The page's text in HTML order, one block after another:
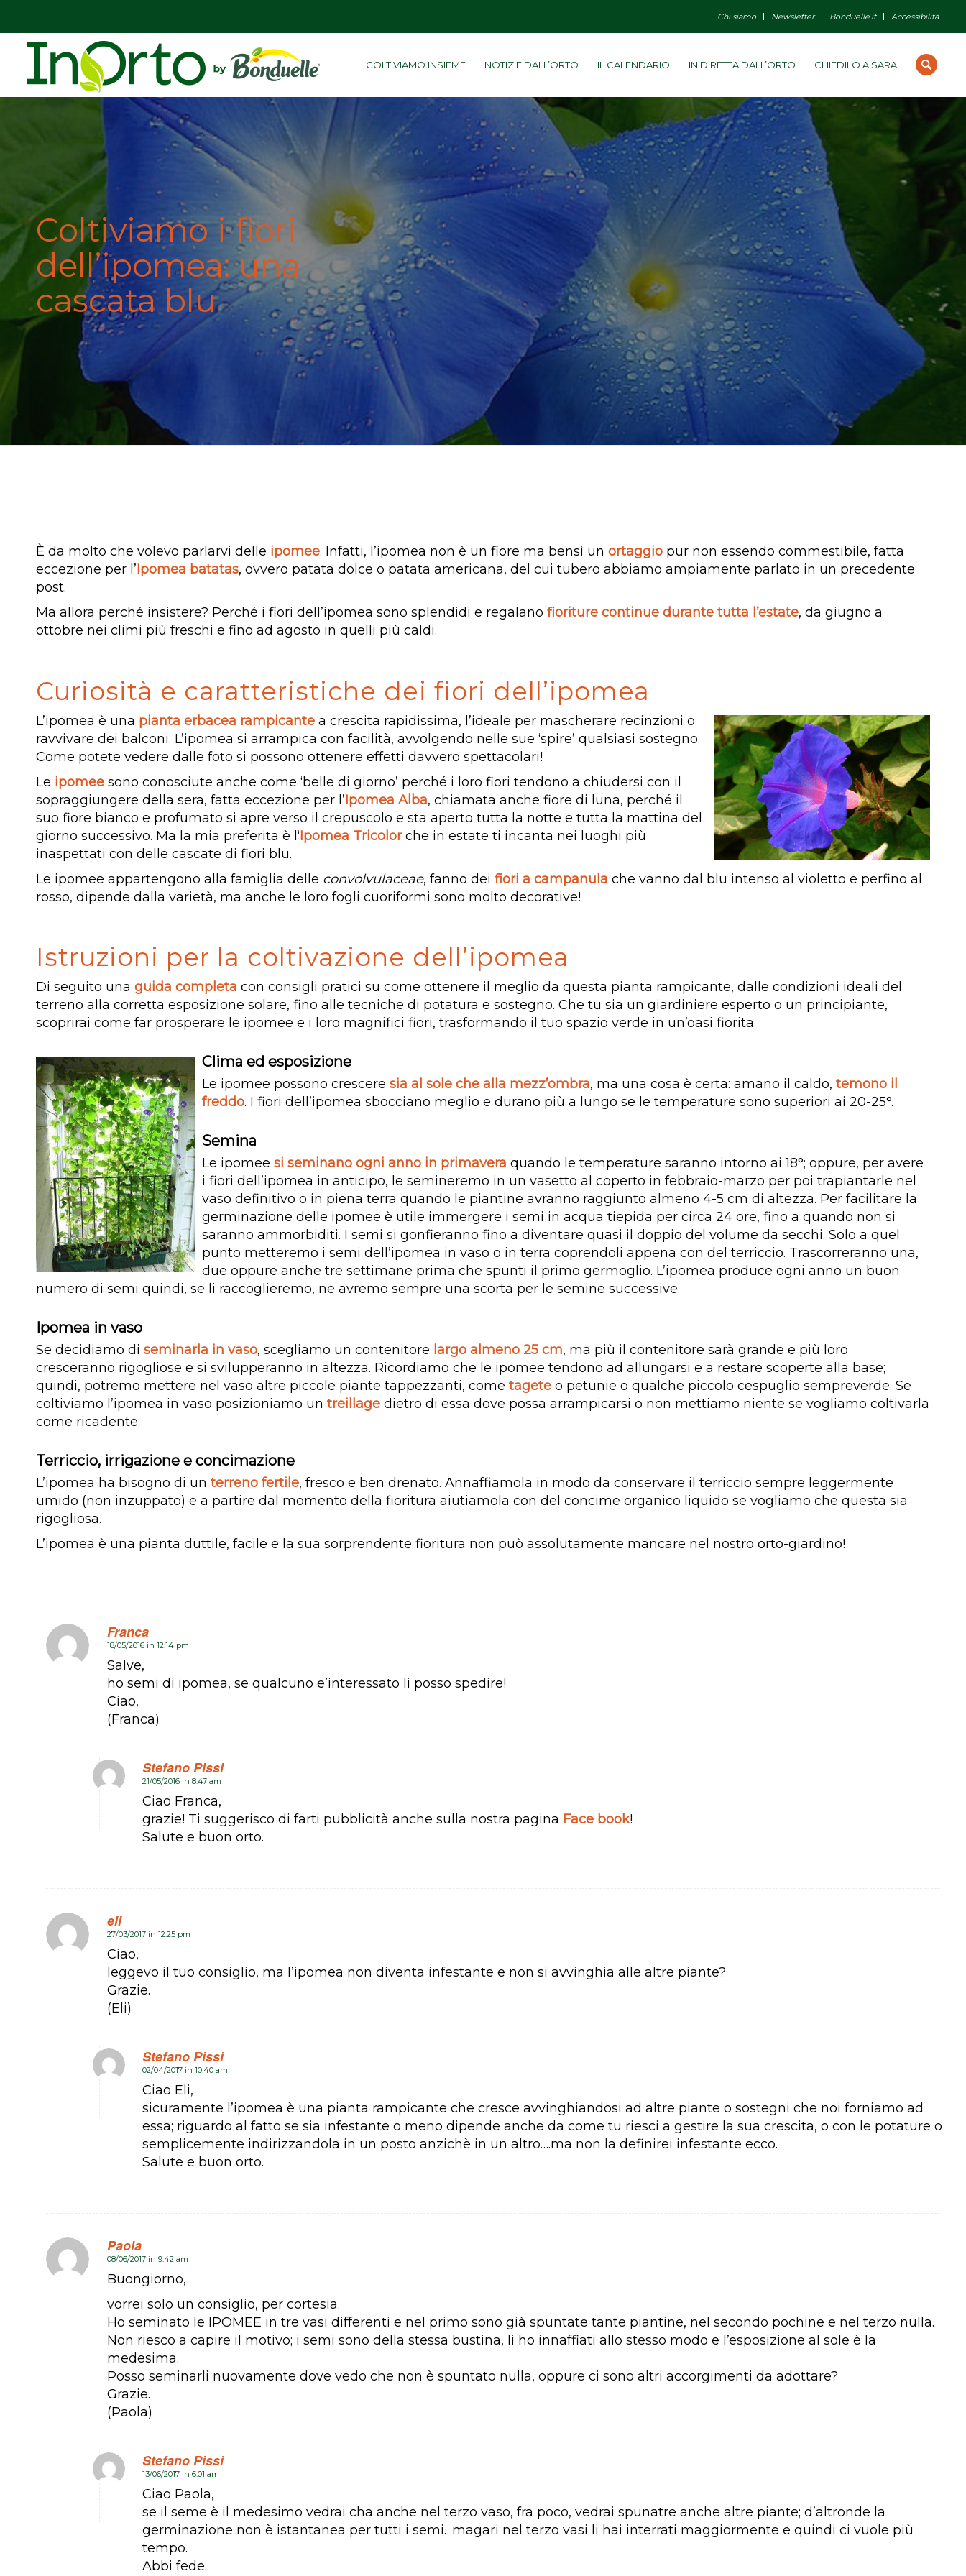
Chi siamo Newsletter Bonduelle.it Accessibilità
COLTIVIAMO INSIEME NOTIZIE DALL’ORTO IL CALENDARIO IN DIRETTA DALL’ORTO CHIEDILO A SARA
Coltiviamo i fiori
dell’ipomea: una
cascata blu
È da molto che volevo parlarvi delle ipomee. Infatti, l’ipomea non è un fiore ma bensì un ortaggio pur non essendo commestibile, fatta
eccezione per l’Ipomea batatas, ovvero patata dolce o patata americana, del cui tubero abbiamo ampiamente parlato in un precedente
post.
Ma allora perché insistere? Perché i fiori dell’ipomea sono splendidi e regalano fioriture continue durante tutta l’estate, da giugno a
ottobre nei climi più freschi e fino ad agosto in quelli più caldi.
Curiosità e caratteristiche dei fiori dell’ipomea
L’ipomea è una pianta erbacea rampicante a crescita rapidissima, l’ideale per mascherare recinzioni o
ravvivare dei balconi. L’ipomea si arrampica con facilità, avvolgendo nelle sue ‘spire’ qualsiasi sostegno.
Come potete vedere dalle foto si possono ottenere effetti davvero spettacolari!
Le ipomee sono conosciute anche come ‘belle di giorno’ perché i loro fiori tendono a chiudersi con il
sopraggiungere della sera, fatta eccezione per l’Ipomea Alba, chiamata anche fiore di luna, perché il
suo fiore bianco e profumato si apre verso il crepuscolo e sta aperto tutta la notte e tutta la mattina del
giorno successivo. Ma la mia preferita è l‘Ipomea Tricolorche in estate ti incanta nei luoghi più
inaspettati con delle cascate di fiori blu.
Le ipomee appartengono alla famiglia delle convolvulaceae, fanno dei fiori a campanula che vanno dal blu intenso al violetto e perfino al
rosso, dipende dalla varietà, ma anche le loro fogli cuoriformi sono molto decorative!
Istruzioni per la coltivazione dell’ipomea
Di seguito una guida completa con consigli pratici su come ottenere il meglio da questa pianta rampicante, dalle condizioni ideali del
terreno alla corretta esposizione solare, fino alle tecniche di potatura e sostegno. Che tu sia un giardiniere esperto o un principiante,
scoprirai come far prosperare le ipomee e i loro magnifici fiori, trasformando il tuo spazio verde in un’oasi fiorita.
Clima ed esposizione
Le ipomee possono crescere sia al sole che alla mezz’ombra, ma una cosa è certa: amano il caldo, temono il
freddo. I fiori dell’ipomea sbocciano meglio e durano più a lungo se le temperature sono superiori ai 20-25°.
Semina
Le ipomee si seminano ogni anno in primavera quando le temperature saranno intorno ai 18°; oppure, per avere
i fiori dell’ipomea in anticipo, le semineremo in un vasetto al coperto in febbraio-marzo per poi trapiantarle nel
vaso definitivo o in piena terra quando le piantine avranno raggiunto almeno 4-5 cm di altezza. Per facilitare la
germinazione delle ipomee è utile immergere i semi in acqua tiepida per circa 24 ore, fino a quando non si
saranno ammorbiditi. I semi si gonfieranno fino a diventare quasi il doppio del volume da secchi. Solo a quel
punto metteremo i semi dell’ipomea in vaso o in terra coprendoli appena con del terriccio. Trascorreranno una,
due oppure anche tre settimane prima che spunti il primo germoglio. L’ipomea produce ogni anno un buon
numero di semi quindi, se li raccoglieremo, ne avremo sempre una scorta per le semine successive.
Ipomea in vaso
Se decidiamo di seminarla in vaso, scegliamo un contenitore largo almeno 25 cm, ma più il contenitore sarà grande e più loro
cresceranno rigogliose e si svilupperanno in altezza. Ricordiamo che le ipomee tendono ad allungarsi e a restare scoperte alla base;
quindi, potremo mettere nel vaso altre piccole piante tappezzanti, come tagete o petunie o qualche piccolo cespuglio sempreverde. Se
coltiviamo l’ipomea in vaso posizioniamo un treillage dietro di essa dove possa arrampicarsi o non mettiamo niente se vogliamo coltivarla
come ricadente.
Terriccio, irrigazione e concimazione
L’ipomea ha bisogno di un terreno fertile, fresco e ben drenato. Annaffiamola in modo da conservare il terriccio sempre leggermente
umido (non inzuppato) e a partire dal momento della fioritura aiutiamola con del concime organico liquido se vogliamo che questa sia
rigogliosa.
L’ipomea è una pianta duttile, facile e la sua sorprendente fioritura non può assolutamente mancare nel nostro orto-giardino!
Franca
dice:
18/05/2016 in 12:14 pm
Salve,
ho semi di ipomea, se qualcuno e’interessato li posso spedire!
Ciao,
(Franca)
Stefano Pissi
dice:
21/05/2016 in 8:47 am
Ciao Franca,
grazie! Ti suggerisco di farti pubblicità anche sulla nostra pagina Face book!
Salute e buon orto.
eli
dice:
27/03/2017 in 12:25 pm
Ciao,
leggevo il tuo consiglio, ma l’ipomea non diventa infestante e non si avvinghia alle altre piante?
Grazie.
(Eli)
Stefano Pissi
dice:
02/04/2017 in 10:40 am
Ciao Eli,
sicuramente l’ipomea è una pianta rampicante che cresce avvinghiandosi ad altre piante o sostegni che noi forniamo ad
essa; riguardo al fatto se sia infestante o meno dipende anche da come tu riesci a gestire la sua crescita, o con le potature o
semplicemente indirizzandola in un posto anzichè in un altro….ma non la definirei infestante ecco.
Salute e buon orto.
Paola
dice:
08/06/2017 in 9:42 am
Buongiorno,
vorrei solo un consiglio, per cortesia.
Ho seminato le IPOMEE in tre vasi differenti e nel primo sono già spuntate tante piantine, nel secondo pochine e nel terzo nulla.
Non riesco a capire il motivo; i semi sono della stessa bustina, li ho innaffiati allo stesso modo e l’esposizione al sole è la
medesima.
Posso seminarli nuovamente dove vedo che non è spuntato nulla, oppure ci sono altri accorgimenti da adottare?
Grazie.
(Paola)
Stefano Pissi
dice:
13/06/2017 in 6:01 am
Ciao Paola,
se il seme è il medesimo vedrai cha anche nel terzo vaso, fra poco, vedrai spunatre anche altre piante; d’altronde la
germinazione non è istantanea per tutti i semi…magari nel terzo vasi li hai interrati maggiormente e quindi ci vuole più
tempo.
Abbi fede.